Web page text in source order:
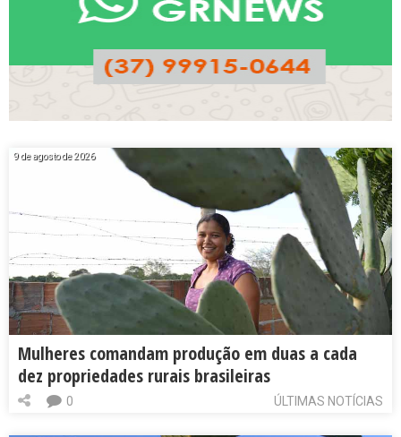
9 de agosto de 2026
Mulheres comandam produção em duas a cada
dez propriedades rurais brasileiras
ÚLTIMAS NOTÍCIAS
0